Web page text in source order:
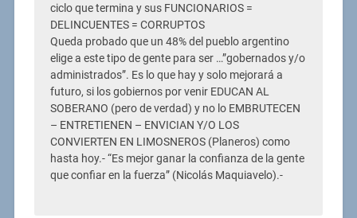
ciclo que termina y sus FUNCIONARIOS =
DELINCUENTES = CORRUPTOS
Queda probado que un 48% del pueblo argentino
elige a este tipo de gente para ser …”gobernados y/o
administrados”. Es lo que hay y solo mejorará a
futuro, si los gobiernos por venir EDUCAN AL
SOBERANO (pero de verdad) y no lo EMBRUTECEN
– ENTRETIENEN – ENVICIAN Y/O LOS
CONVIERTEN EN LIMOSNEROS (Planeros) como
hasta hoy.- “Es mejor ganar la confianza de la gente
que confiar en la fuerza” (Nicolás Maquiavelo).-